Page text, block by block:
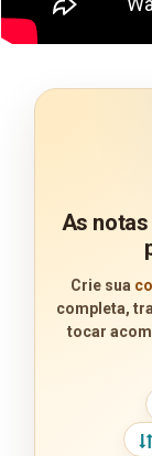
As
Crie sua
completa,
tocar